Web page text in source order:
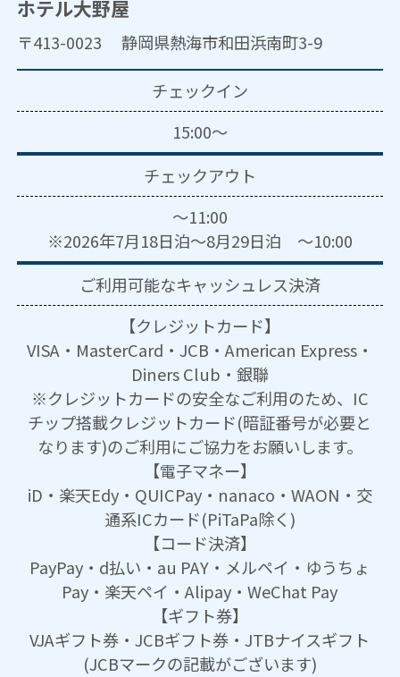
ホテル大野屋
〒413-0023 静岡県熱海市和田浜南町3-9
チェックイン
15:00～
チェックアウト
～11:00
※2026年7月18日泊～8月29日泊 ～10:00
ご利用可能なキャッシュレス決済
【クレジットカード】
VISA・MasterCard・JCB・American Express・
Diners Club・銀聯
※クレジットカードの安全なご利用のため、IC
チップ搭載クレジットカード(暗証番号が必要と
なります)のご利用にご協力をお願いします。
【電子マネー】
iD・楽天Edy・QUICPay・nanaco・WAON・交
通系ICカード(PiTaPa除く)
【コード決済】
PayPay・d払い・au PAY・メルペイ・ゆうちょ
Pay・楽天ペイ・Alipay・WeChat Pay
【ギフト券】
VJAギフト券・JCBギフト券・JTBナイスギフト
(JCBマークの記載がございます)